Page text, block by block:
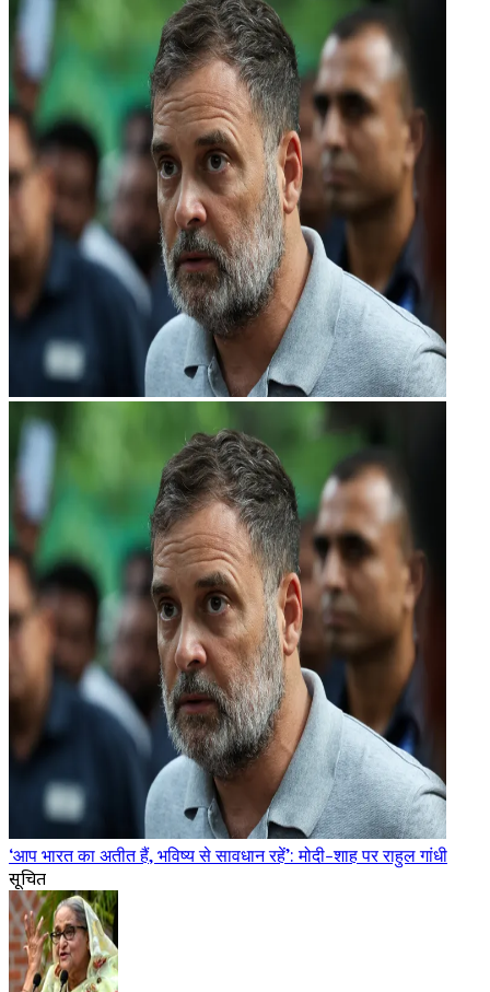
‘आप भारत का अतीत हैं, भविष्य से सावधान रहें’: मोदी-शाह पर राहुल गांधी
सूचित